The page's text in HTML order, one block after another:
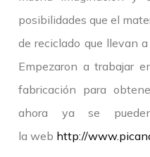
posibilidades que el
de reciclado que llevan
Empezaron a trabajar
fabricación para
ahora ya se
la web http://